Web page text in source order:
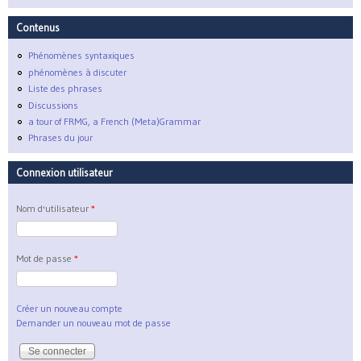
Contenus
Phénomènes syntaxiques
phénomènes à discuter
Liste des phrases
Discussions
a tour of FRMG, a French (Meta)Grammar
Phrases du jour
Connexion utilisateur
Nom d'utilisateur *
Mot de passe *
Créer un nouveau compte
Demander un nouveau mot de passe